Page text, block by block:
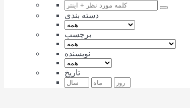
دسته بندی
برچسب
نویسنده
تاریخ